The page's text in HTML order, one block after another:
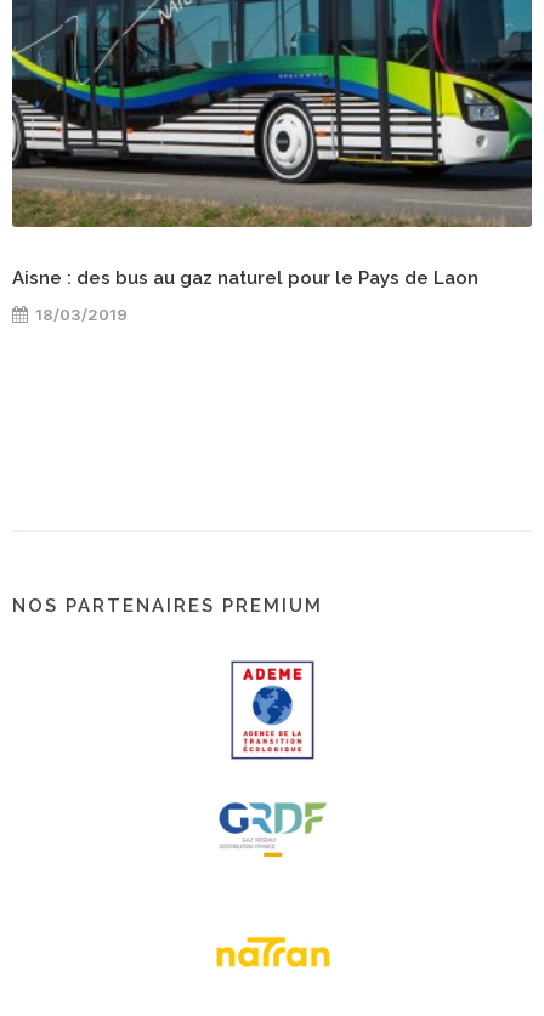
Aisne : des bus au gaz naturel pour le Pays de Laon
18/03/2019
NOS PARTENAIRES PREMIUM